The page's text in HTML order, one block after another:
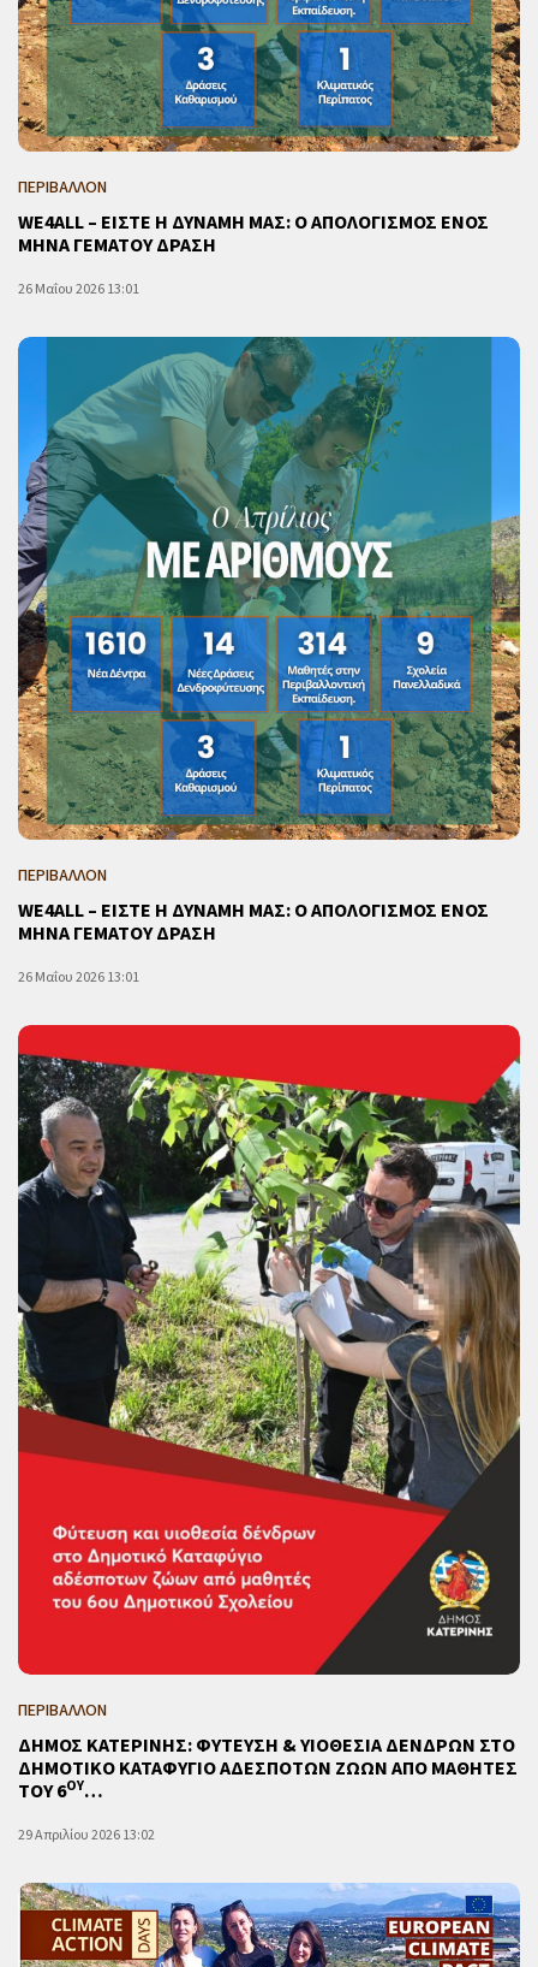
ΠΕΡΙΒΑΛΛΟΝ
WE4ALL – ΕΙΣΤΕ Η ΔΥΝΑΜΗ ΜΑΣ: Ο ΑΠΟΛΟΓΙΣΜΟΣ ΕΝΟΣ
ΜΗΝΑ ΓΕΜΑΤΟΥ ΔΡΑΣΗ
26 Μαΐου 2026 13:01
ΠΕΡΙΒΑΛΛΟΝ
WE4ALL – ΕΙΣΤΕ Η ΔΥΝΑΜΗ ΜΑΣ: Ο ΑΠΟΛΟΓΙΣΜΟΣ ΕΝΟΣ
ΜΗΝΑ ΓΕΜΑΤΟΥ ΔΡΑΣΗ
26 Μαΐου 2026 13:01
ΠΕΡΙΒΑΛΛΟΝ
ΔΗΜΟΣ ΚΑΤΕΡΙΝΗΣ: ΦΥΤΕΥΣΗ & ΥΙΟΘΕΣΙΑ ΔΕΝΔΡΩΝ ΣΤΟ
ΔΗΜΟΤΙΚΟ ΚΑΤΑΦΥΓΙΟ ΑΔΕΣΠΟΤΩΝ ΖΩΩΝ ΑΠΟ ΜΑΘΗΤΕΣ
ΤΟΥ 6ΟΥ…
29 Απριλίου 2026 13:02